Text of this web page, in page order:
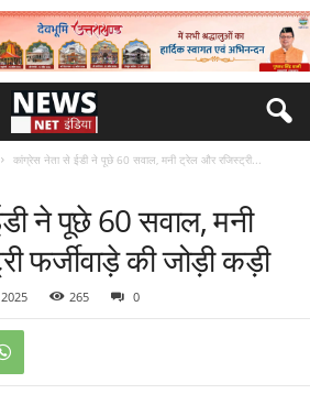
कांग्रेस नेता से ईडी ने पूछे 60 सवाल, मनी ट्रेल और रजिस्ट्री...
ने पूछे 60 सवाल, मनी
फर्जीवाड़े की जोड़ी कड़ी
265 0